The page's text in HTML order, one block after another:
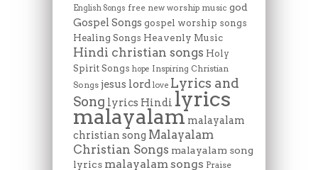
English Songs free new worship music god
Gospel Songs gospel worship songs
Healing Songs Heavenly Music
Hindi christian songs Holy
Spirit Songs hope Inspiring Christian
Songs jesus lord love Lyrics and
Song lyrics Hindi lyrics
malayalam malayalam
christian song Malayalam
Christian Songs malayalam song
lyrics malayalam songs Praise